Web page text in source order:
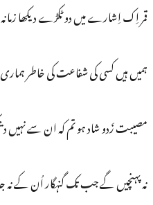
قمر اِک اِشارے میں دو ٹکڑے دیکھا
ہمیں ہیں کسی کی شفاعت کی خاطر
مصیبت زَدو شاد ہو تم کہ ان سے نہیں
نہ پہنچیں گے جب تک گنہگار اُن کے